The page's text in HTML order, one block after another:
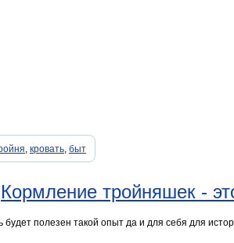
, кровать, быт
Кормление тройняшек -
полезен такой опыт да и для себя для